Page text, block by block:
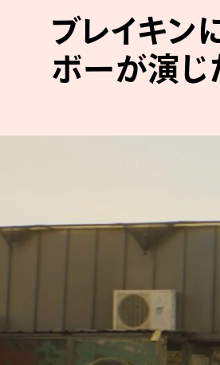
ブレイキン
ボーが演じ